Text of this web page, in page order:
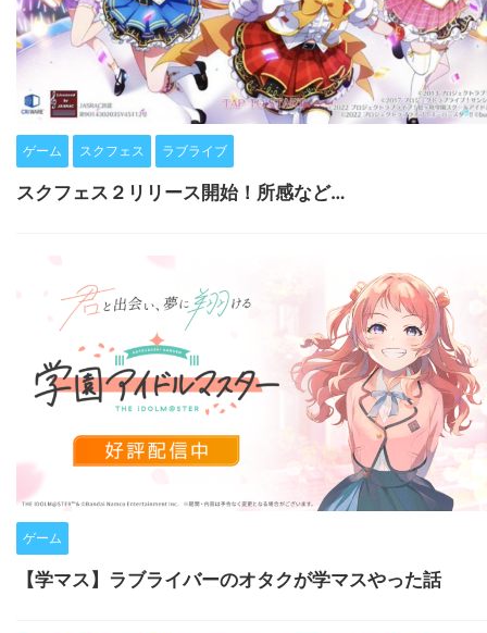
ゲーム スクフェス ラブライブ
スクフェス２リリース開始！所感など…
ゲーム
【学マス】ラブライバーのオタクが学マスやった話